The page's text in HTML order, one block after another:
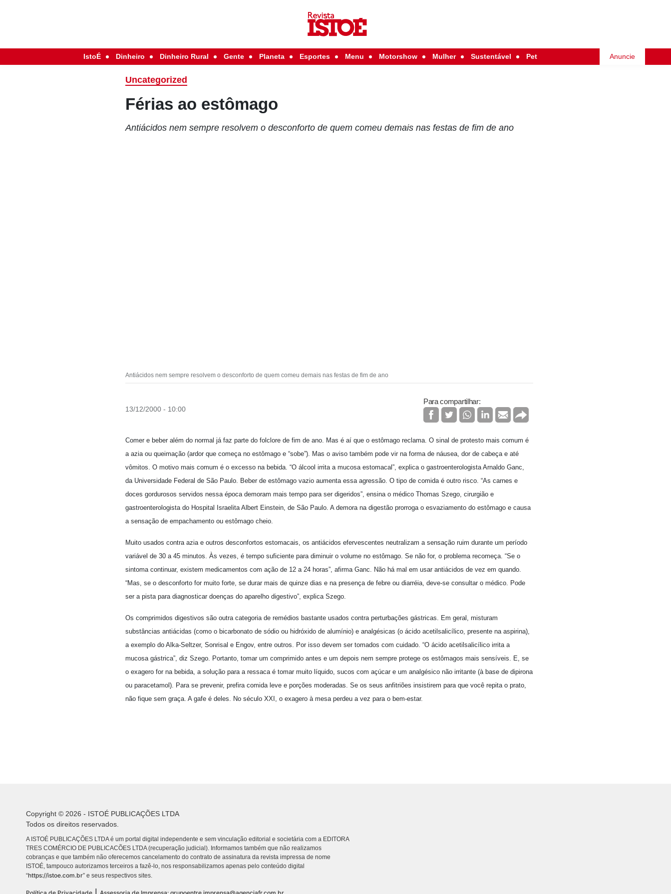
IstoÉ Dinheiro Dinheiro Rural Gente Planeta Esportes Menu Motorshow Mulher Sustentável Pet Anuncie
Uncategorized
Férias ao estômago
Antiácidos nem sempre resolvem o desconforto de quem comeu demais nas festas de fim de ano
Antiácidos nem sempre resolvem o desconforto de quem comeu demais nas festas de fim de ano
13/12/2000 - 10:00
Para compartilhar:
Comer e beber além do normal já faz parte do folclore de fim de ano. Mas é aí que o estômago reclama. O sinal de protesto mais comum é
a azia ou queimação (ardor que começa no estômago e “sobe”). Mas o aviso também pode vir na forma de náusea, dor de cabeça e até
vômitos. O motivo mais comum é o excesso na bebida. “O álcool irrita a mucosa estomacal”, explica o gastroenterologista Arnaldo Ganc,
da Universidade Federal de São Paulo. Beber de estômago vazio aumenta essa agressão. O tipo de comida é outro risco. “As carnes e
doces gordurosos servidos nessa época demoram mais tempo para ser digeridos”, ensina o médico Thomas Szego, cirurgião e
gastroenterologista do Hospital Israelita Albert Einstein, de São Paulo. A demora na digestão prorroga o esvaziamento do estômago e causa
a sensação de empachamento ou estômago cheio.
Muito usados contra azia e outros desconfortos estomacais, os antiácidos efervescentes neutralizam a sensação ruim durante um período
variável de 30 a 45 minutos. Às vezes, é tempo suficiente para diminuir o volume no estômago. Se não for, o problema recomeça. “Se o
sintoma continuar, existem medicamentos com ação de 12 a 24 horas”, afirma Ganc. Não há mal em usar antiácidos de vez em quando.
“Mas, se o desconforto for muito forte, se durar mais de quinze dias e na presença de febre ou diarréia, deve-se consultar o médico. Pode
ser a pista para diagnosticar doenças do aparelho digestivo”, explica Szego.
Os comprimidos digestivos são outra categoria de remédios bastante usados contra perturbações gástricas. Em geral, misturam
substâncias antiácidas (como o bicarbonato de sódio ou hidróxido de alumínio) e analgésicas (o ácido acetilsalicílico, presente na aspirina),
a exemplo do Alka-Seltzer, Sonrisal e Engov, entre outros. Por isso devem ser tomados com cuidado. “O ácido acetilsalicílico irrita a
mucosa gástrica”, diz Szego. Portanto, tomar um comprimido antes e um depois nem sempre protege os estômagos mais sensíveis. E, se
o exagero for na bebida, a solução para a ressaca é tomar muito líquido, sucos com açúcar e um analgésico não irritante (à base de dipirona
ou paracetamol). Para se prevenir, prefira comida leve e porções moderadas. Se os seus anfitriões insistirem para que você repita o prato,
não fique sem graça. A gafe é deles. No século XXI, o exagero à mesa perdeu a vez para o bem-estar.
Copyright © 2026 - ISTOÉ PUBLICAÇÕES LTDA
Todos os direitos reservados.
A ISTOÉ PUBLICAÇÕES LTDA é um portal digital independente e sem vinculação editorial e societária com a EDITORA
TRES COMÉRCIO DE PUBLICACÕES LTDA (recuperação judicial). Informamos também que não realizamos
cobranças e que também não oferecemos cancelamento do contrato de assinatura da revista impressa de nome
ISTOÉ, tampouco autorizamos terceiros a fazê-lo, nos responsabilizamos apenas pelo conteúdo digital
“https://istoe.com.br” e seus respectivos sites.